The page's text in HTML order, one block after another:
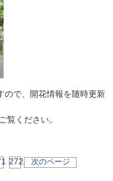
ので、開花情報を随時更新
覧ください。
272 次のページ